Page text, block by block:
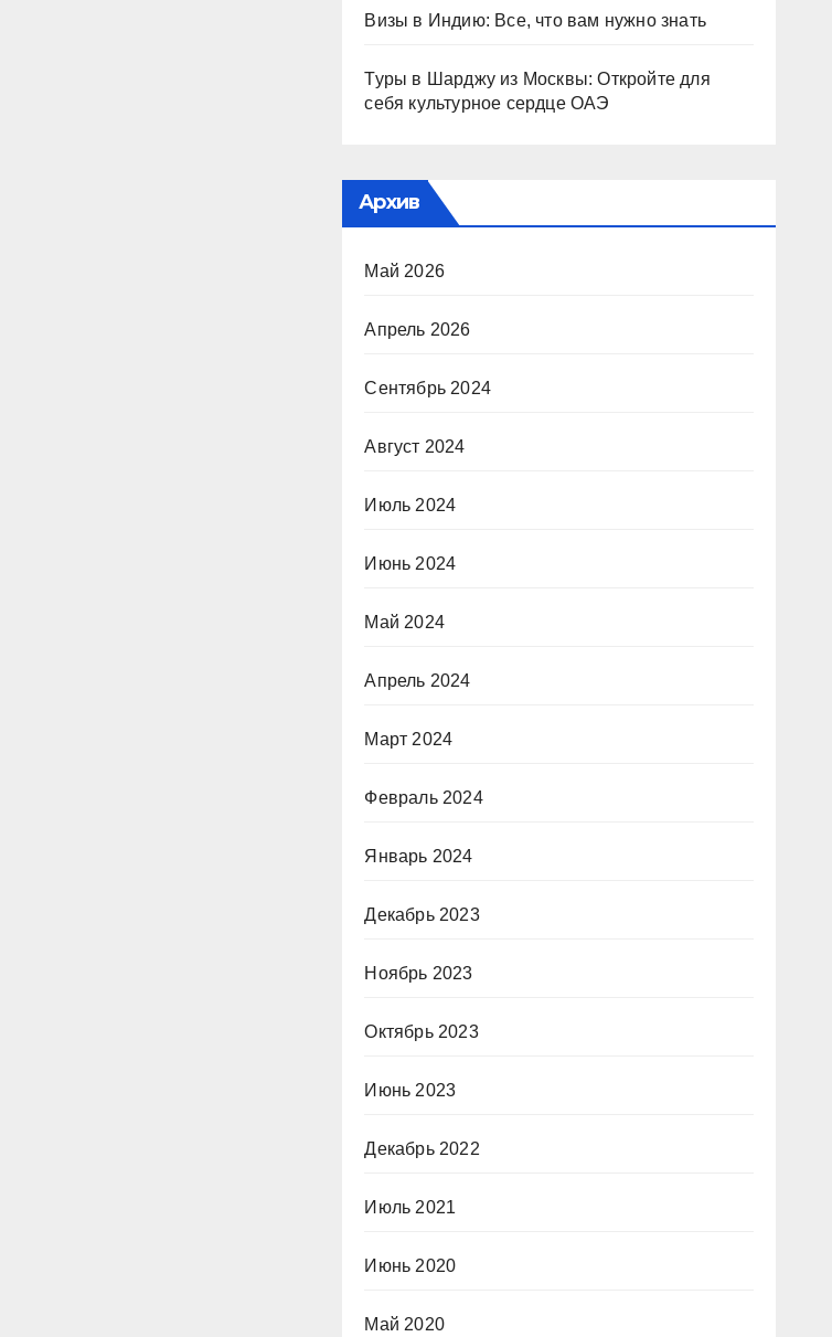
Визы в Индию: Все, что вам нужно знать
Туры в Шарджу из Москвы: Откройте для
себя культурное сердце ОАЭ
Архив
Май 2026
Апрель 2026
Сентябрь 2024
Август 2024
Июль 2024
Июнь 2024
Май 2024
Апрель 2024
Март 2024
Февраль 2024
Январь 2024
Декабрь 2023
Ноябрь 2023
Октябрь 2023
Июнь 2023
Декабрь 2022
Июль 2021
Июнь 2020
Май 2020